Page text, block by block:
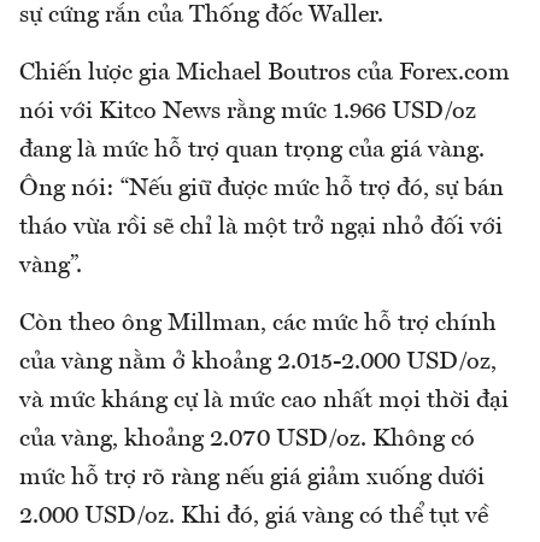
sự cứng rắn của Thống đốc Waller.
Chiến lược gia Michael Boutros của Forex.com
nói với Kitco News rằng mức 1.966 USD/oz
đang là mức hỗ trợ quan trọng của giá vàng.
Ông nói: “Nếu giữ được mức hỗ trợ đó, sự bán
tháo vừa rồi sẽ chỉ là một trở ngại nhỏ đối với
vàng”.
Còn theo ông Millman, các mức hỗ trợ chính
của vàng nằm ở khoảng 2.015-2.000 USD/oz,
và mức kháng cự là mức cao nhất mọi thời đại
của vàng, khoảng 2.070 USD/oz. Không có
mức hỗ trợ rõ ràng nếu giá giảm xuống dưới
2.000 USD/oz. Khi đó, giá vàng có thể tụt về